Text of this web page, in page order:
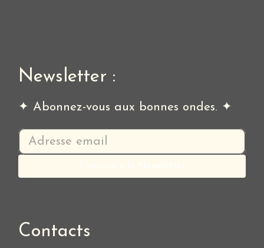
Newsletter :
✦ Abonnez-vous aux bonnes ondes. ✦
Contacts